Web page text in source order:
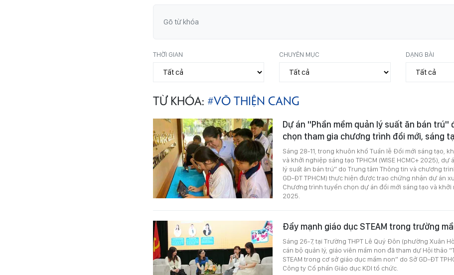
THỜI GIAN CHUYÊN MỤC DẠNG BÀI
TỪ KHÓA: #VÕ THIỆN CANG
Dự án "Phần mềm quản lý suất ăn bán trú"
chọn tham gia chương trình đổi mới, sáng
Sáng 28-11, trong khuôn khổ Tuần lễ Đổi mới sáng tạo,
và khởi nghiệp sáng tạo TPHCM (WISE HCMC+ 2025), dự
lý suất ăn bán trú” do Trung tâm Thông tin và chương
GD-ĐT TPHCM) thực hiện được trao chứng nhận dự án
Chương trình tuyển chọn dự án đổi mới sáng tạo và khởi
2025.
Đẩy mạnh giáo dục STEAM trong trường
Sáng 26-7, tại Trường THPT Lê Quý Đôn (phường Xuân
cán bộ quản lý, giáo viên mầm non đã tham dự Hội thảo
STEAM trong cơ sở giáo dục mầm non” do Sở GD-ĐT
Công ty Cổ phần Giáo dục KDI tổ chức.